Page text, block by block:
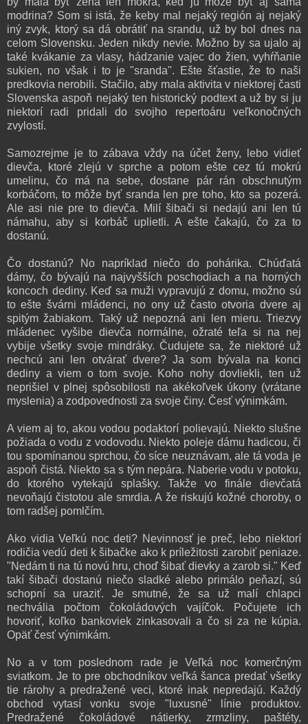
modrina? Som si istá, že keby mal nejaký región aj nejaký
iný zvyk, ktorý sa dá obrátiť na srandu, už by bol dnes na
celom Slovensku. Jeden nikdy nevie. Možno by sa ujalo aj
také kvákanie za vlasy, hádzanie vajec do žien, vyhŕňanie
sukien, no však i to je "sranda". Ešte šťastie, že to naši
predkovia nerobili. Stačilo, aby mala aktivita v niektorej časti
Slovenska aspoň nejaký ten historický podtext a už by si ju
niektorí radi pridali do svojho repertoáru veľkonočných
zvylostí.
Samozrejme je to zábava vždy na účet ženy, lebo vidieť
dievča, ktoré zlejú v sprche a potom ešte cez tú mokrú
umelinu, čo má na sebe, dostane pár rán obschnutým
korbáčom, to môže byť sranda len pre toho, kto sa pozerá.
Ale asi nie pre to dievča. Milí šibači si nedajú ani len tú
námahu, aby si korbáč uplietli. A ešte čakajú, čo za to
dostanú.
Čo dostanú? No napríklad niečo do pohárika. Chúďatá
dámy, čo bývajú na najvyšších poschodiach a na horných
koncoch dediny. Keď sa muži vypravujú z domu, možno sú
to ešte švárni mládenci, no ony už často otvoria dvere aj
spitým žabiakom. Taký už nepozná ani len mieru. Triezvy
mládenec vyšibe dievča normálne, ožraté teľa si na nej
vybije všetky svoje mindráky. Čudujete sa, že niektoré už
nechcú ani len otvárať dvere? Ja som bývala na konci
dediny a viem o tom svoje. Koho nohy dovliekli, ten už
neprišiel v plnej spôsobilosti na akékoľvek úkony (vrátane
myslenia) a zodpovednosti za svoje činy. Česť výnimkám.
A viem aj to, akou vodou podaktorí polievajú. Niekto slušne
požiada o vodu z vodovodu. Niekto poleje dámu hadicou, či
tou spomínanou sprchou, čo síce neuznávam, ale tá voda je
aspoň čistá. Niekto sa s tým nepára. Naberie vodu v potoku,
do ktorého vytekajú splašky. Takže vo finále dievčatá
nevoňajú čistotou ale smrdia. A že riskujú kožné choroby, o
tom radšej pomlčím.
Ako vidia Veľkú noc deti? Nevinnosť je preč, lebo niektorí
rodičia vedú deti k šibačke ako k príležitosti zarobiť peniaze.
"Nedám ti na tú novú hru, choď šibať dievky a zarob si." Keď
takí šibači dostanú niečo sladké alebo primálo peňazí, sú
schopní sa uraziť. Je smutné, že sa už malí chlapci
nechvália počtom čokoládových vajíčok. Počujete ich
hovoriť, koľko bankoviek zinkasovali a čo si za ne kúpia.
Opäť česť výnimkám.
No a v tom poslednom rade je Veľká noc komerčným
sviatkom. Je to pre obchodníkov veľká šanca predať všetky
tie rárohy a predražené veci, ktoré inak nepredajú. Každý
obchod vytasí vonku svoje "luxusné" línie produktov.
Predražené čokoládové nátierky, zrmzliny, paštéty,